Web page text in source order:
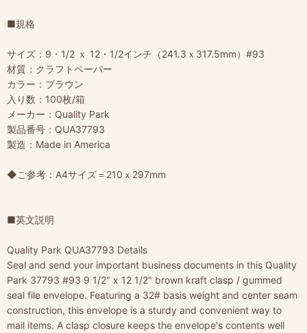
■規格
サイズ：9・1/2 ｘ 12・1/2インチ（241.3ｘ317.5mm）#93
材質：クラフトペーパー
カラー：ブラウン
入り数：100枚/箱
メーカー：Quality Park
製品番号：QUA37793
製造：Made in America
◆ご参考：A4サイズ＝210ｘ297mm
■英文説明
Quality Park QUA37793 Details
Seal and send your important business documents in this Quality
Park 37793 #93 9 1/2" x 12 1/2" brown kraft clasp / gummed
seal file envelope. Featuring a 32# basis weight and center seam
construction, this envelope is a sturdy and convenient way to
mail items. A clasp closure keeps the envelope's contents well